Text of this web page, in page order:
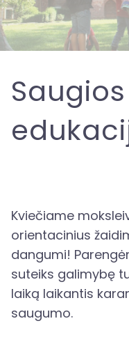
Kviečiame
orientacinius
dangumi!
suteiks galimybę
laiką laikantis
saugumo.